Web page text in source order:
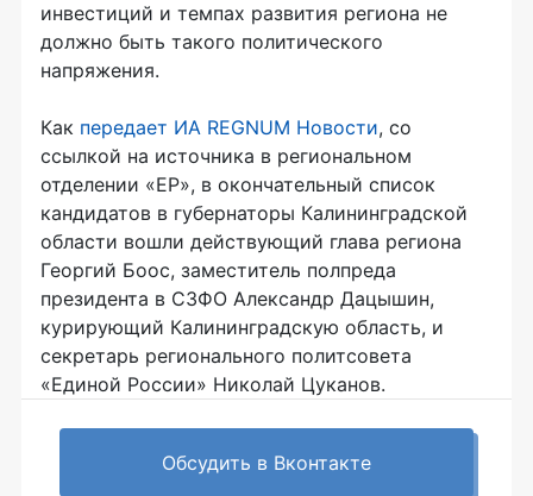
инвестиций и темпах развития региона не
должно быть такого политического
напряжения.
Как передает ИА REGNUM Новости, со
ссылкой на источника в региональном
отделении «ЕР», в окончательный список
кандидатов в губернаторы Калининградской
области вошли действующий глава региона
Георгий Боос, заместитель полпреда
президента в СЗФО Александр Дацышин,
курирующий Калининградскую область, и
секретарь регионального политсовета
«Единой России» Николай Цуканов.
Обсудить в Вконтакте